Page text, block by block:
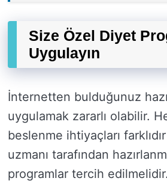
Size Özel Diyet
Uygulayın
İnternetten bulduğunuz
uygulamak zararlı olabilir.
beslenme ihtiyaçları
uzmanı tarafından
programlar tercih